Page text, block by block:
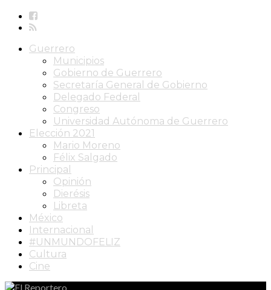
Guerrero
Municipios
Gobierno de Guerrero
Secretaría General de Gobierno
Delegado Federal
Congreso
Universidad Autónoma de Guerrero
Elección 2021
Mario Moreno
Félix Salgado
Principal
Opinión
Dierésis
Libreta
México
Internacional
#UNMUNDOFELIZ
Cultura
Cine